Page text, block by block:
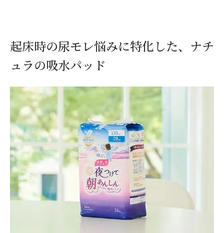
起床時の尿モレ悩みに特化した、ナチ
ュラの吸水パッド